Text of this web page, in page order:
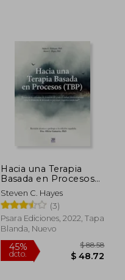
45%
Hacia una Terapia
Basada en Procesos
(Tbp)
Steven C. Hayes
(3)
Psara Ediciones, 2022, Tapa
Blanda, Nuevo